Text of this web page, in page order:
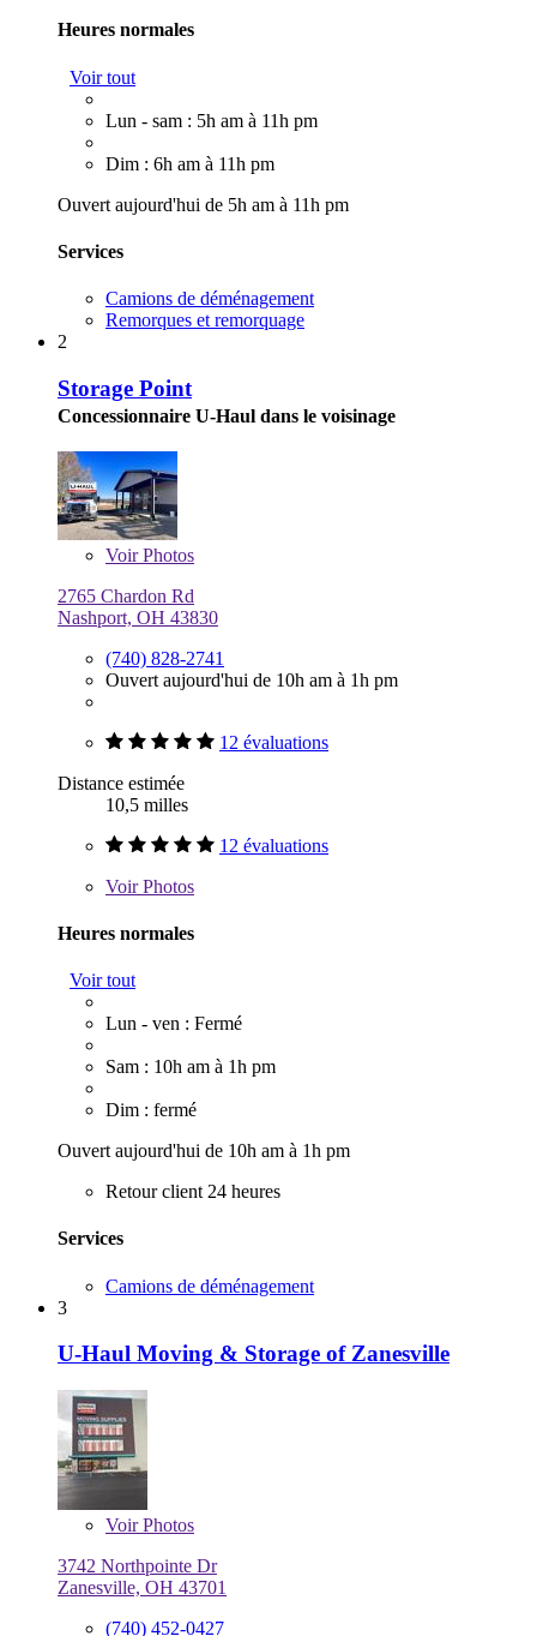
Heures normales
Voir tout
Lun - sam : 5h am à 11h pm
Dim : 6h am à 11h pm
Ouvert aujourd'hui de 5h am à 11h pm
Services
Camions de déménagement
Remorques et remorquage
2
Storage Point
Concessionnaire U-Haul dans le voisinage
VoirPhotos
2765 Chardon Rd
Nashport, OH 43830
(740) 828-2741
Ouvert aujourd'hui de 10h am à 1h pm
12 évaluations
Distance estimée
10,5 milles
12 évaluations
VoirPhotos
Heures normales
Voir tout
Lun - ven : Fermé
Sam : 10h am à 1h pm
Dim : fermé
Ouvert aujourd'hui de 10h am à 1h pm
Retour client 24 heures
Services
Camions de déménagement
3
U-Haul Moving & Storage of Zanesville
VoirPhotos
3742 Northpointe Dr
Zanesville, OH 43701
(740) 452-0427